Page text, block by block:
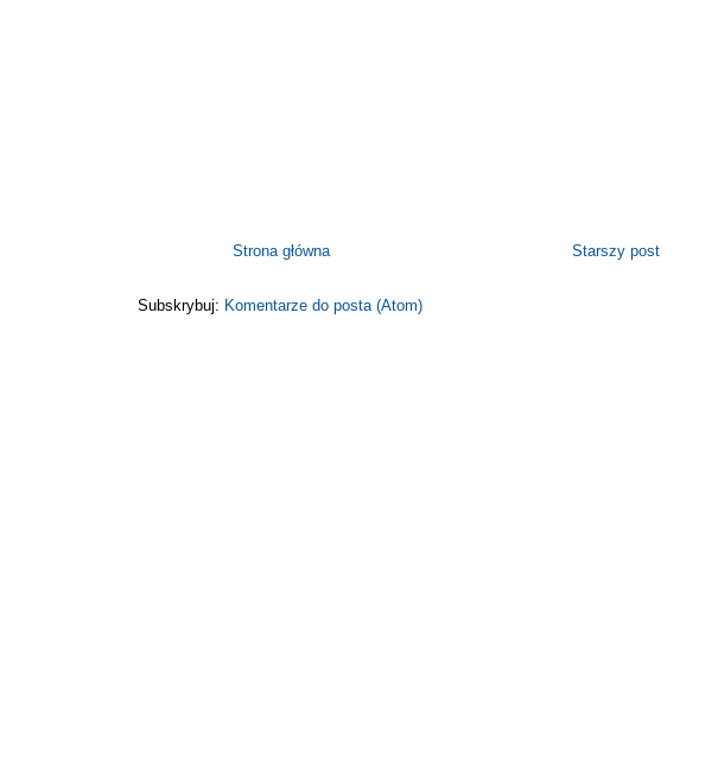
Starszy post
Strona główna
Subskrybuj: Komentarze do posta (Atom)